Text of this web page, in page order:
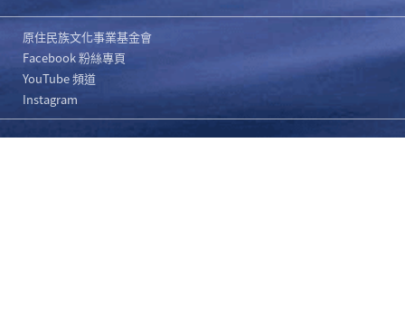
原住民族文化事業基金會
Facebook 粉絲專頁
YouTube 頻道
Instagram